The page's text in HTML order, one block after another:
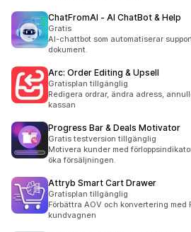
ChatFromAI ‑ AI ChatBot & Help
Gratis
AI-chattbot som automatiserar
dokument.
Arc: Order Editing & Upsell
Gratisplan tillgänglig
Redigera ordrar, ändra adress,
kassan
Progress Bar & Deals Motivator
Gratis testversion tillgänglig
Motivera kunder med
öka försäljningen.
Attryb Smart Cart Drawer
Gratisplan tillgänglig
Förbättra AOV och konvertering med
kundvagnen